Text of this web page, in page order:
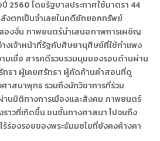
2560 โดยรัฐบาลประกาศใช้มาตรา 44
งตกเป็นจำเลยในคดียักยอกทรัพย์
งจั่น ภาพยนตร์นำเสนอภาพการเผชิญ
างเจ้าหน้าที่รัฐกับศิษยานุศิษย์ที่ใช้กำแพง
มเชื่อ สารคดีรวบรวมมุมมองรอบด้านผ่าน
ธา ผู้เคยศรัทธา ผู้คัดค้านคำสอนที่ดู
าสนาพุทธ รวมถึงนักวิชาการที่ร่วม
านมิติทางการเมืองและสังคม ภาพยนตร์
ราวที่เกิดขึ้น ชนชั้นทางศาสนา ไปจนถึง
ร่องรอยของพระธัมมชโยที่ยังคงค้างคา